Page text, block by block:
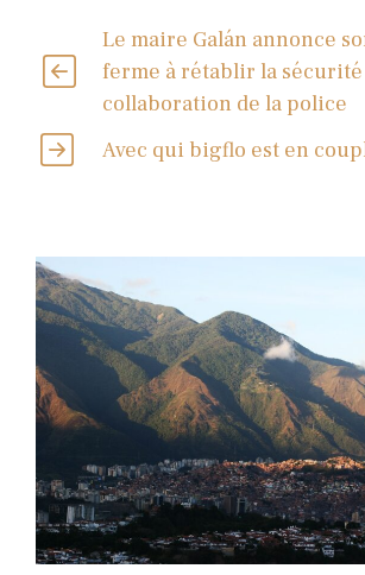
Le maire Galán annonce
ferme à rétablir la sécurité
collaboration de la police
Avec qui bigflo est en